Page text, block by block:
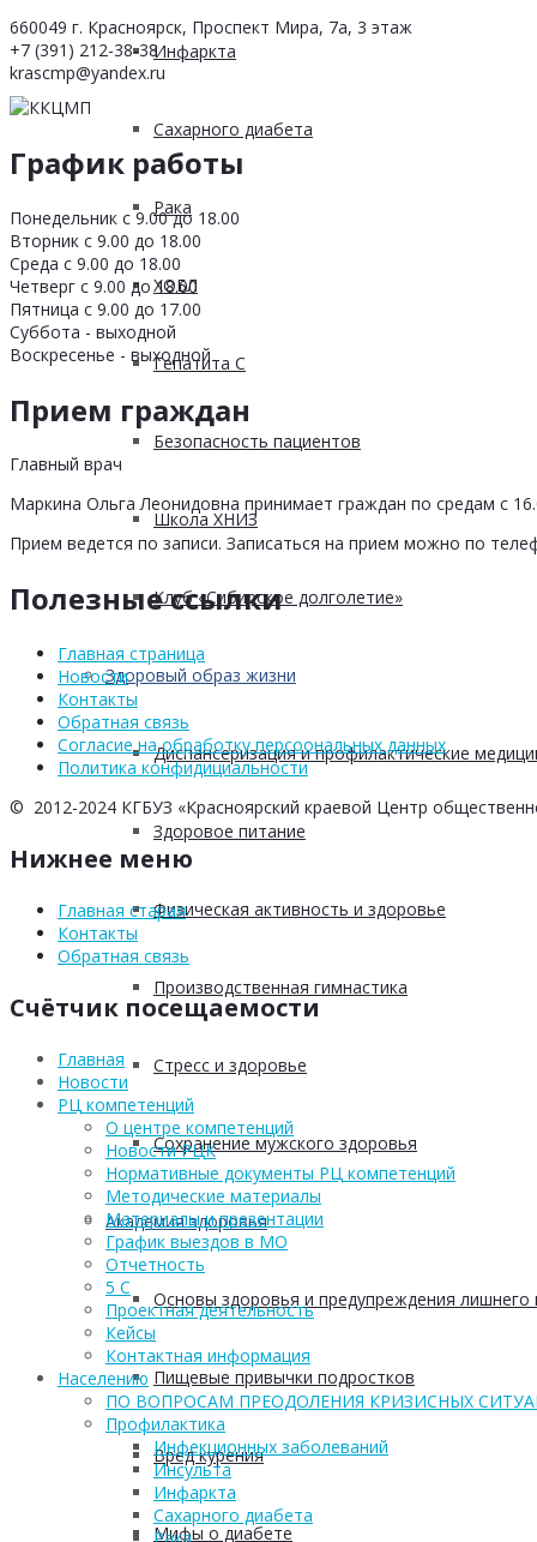
Инфаркта
Сахарного диабета
Рака
ХОБЛ
Гепатита С
Безопасность пациентов
Школа ХНИЗ
Клуб «Сибирское долголетие»
Здоровый образ жизни
Диспансеризация и профилактические
Здоровое питание
Физическая активность и здоровье
Производственная гимнастика
Стресс и здоровье
Сохранение мужского здоровья
Академия здоровья
Основы здоровья и предупреждения лишнего
Пищевые привычки подростков
Вред курения
Мифы о диабете
660049 г. Красноярск, Проспект Мира, 7а, 3 этаж
+7 (391) 212-38-38
krascmp@yandex.ru
График работы
Понедельник с 9.00 до 18.00
Вторник с 9.00 до 18.00
Среда с 9.00 до 18.00
Четверг с 9.00 до 18.00
Пятница с 9.00 до 17.00
Суббота - выходной
Воскресенье - выходной
Прием граждан
Главный врач
Маркина Ольга Леонидовна принимает граждан по средам с
Прием ведется по записи. Записаться на прием можно по
Полезные ссылки
Главная страница
Новости
Контакты
Обратная связь
Согласие на обработку персоональных данных
Политика конфидициальности
© 2012-2024 КГБУЗ «Красноярский краевой Центр
Нижнее меню
Главная старая
Контакты
Обратная связь
Счётчик посещаемости
Главная
Новости
РЦ компетенций
О центре компетенций
Новости РЦК
Нормативные документы РЦ компетенций
Методические материалы
Материалы и презентации
График выездов в МО
Отчетность
5 С
Проектная деятельность
Кейсы
Контактная информация
Населению
ПО ВОПРОСАМ ПРЕОДОЛЕНИЯ КРИЗИСНЫХ
Профилактика
Инфекционных заболеваний
Инсульта
Инфаркта
Сахарного диабета